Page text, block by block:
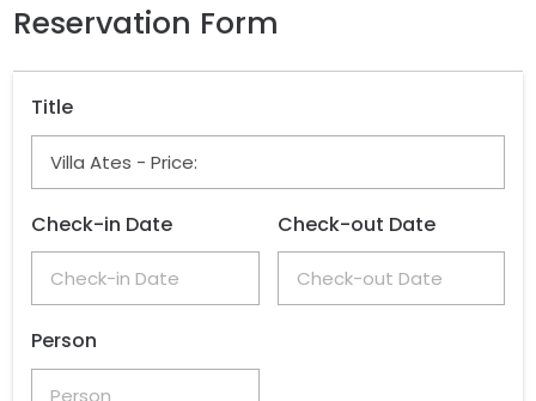
Reservation Form
Title
Check-in Date Check-out Date
Person